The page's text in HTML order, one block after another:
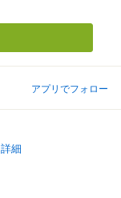
アプリでフォロー
詳細